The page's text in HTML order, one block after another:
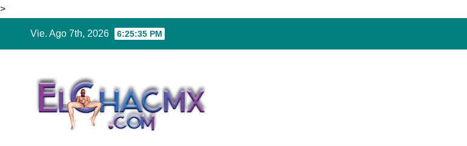
>
Vie. Ago 7th, 2026 6:25:36 PM